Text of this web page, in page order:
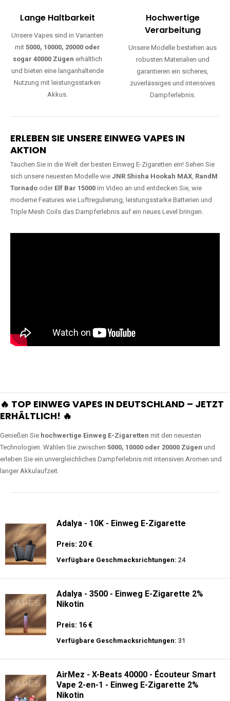
Lange Haltbarkeit
Unsere Vapes sind in Varianten
mit 5000, 10000, 20000 oder
sogar 40000 Zügen erhältlich
und bieten eine langanhaltende
Nutzung mit leistungsstarken
Akkus.
Hochwertige
Verarbeitung
Unsere Modelle bestehen aus
robusten Materialien und
garantieren ein sicheres,
zuverlässiges und intensives
Dampferlebnis.
ERLEBEN SIE UNSERE EINWEG VAPES IN
AKTION
Tauchen Sie in die Welt der besten Einweg E-Zigaretten ein! Sehen Sie
sich unsere neuesten Modelle wie JNR Shisha Hookah MAX, RandM
Tornado oder Elf Bar 15000 im Video an und entdecken Sie, wie
moderne Features wie Luftregulierung, leistungsstarke Batterien und
Triple Mesh Coils das Dampferlebnis auf ein neues Level bringen.
🔥 TOP EINWEG VAPES IN DEUTSCHLAND – JETZT
ERHÄLTLICH! 🔥
Genießen Sie hochwertige Einweg E-Zigaretten mit den neuesten
Technologien. Wählen Sie zwischen 5000, 10000 oder 20000 Zügen und
erleben Sie ein unvergleichliches Dampferlebnis mit intensiven Aromen und
langer Akkulaufzeit.
Adalya - 10K - Einweg E-Zigarette
Preis: 20 €
Verfügbare Geschmacksrichtungen: 24
Adalya - 3500 - Einweg E-Zigarette 2%
Nikotin
Preis: 16 €
Verfügbare Geschmacksrichtungen: 31
AirMez - X-Beats 40000 - Écouteur Smart
Vape 2-en-1 - Einweg E-Zigarette 2%
Nikotin